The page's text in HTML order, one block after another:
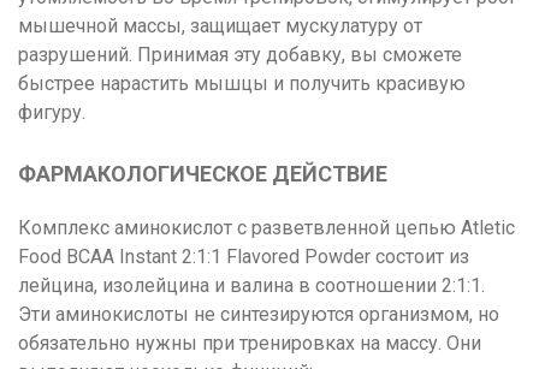
мышечной массы, защищает мускулатуру от
разрушений. Принимая эту добавку, вы сможете
быстрее нарастить мышцы и получить красивую
фигуру.
ФАРМАКОЛОГИЧЕСКОЕ ДЕЙСТВИЕ
Комплекс аминокислот с разветвленной цепью Atletic
Food BCAA Instant 2:1:1 Flavored Powder состоит из
лейцина, изолейцина и валина в соотношении 2:1:1.
Эти аминокислоты не синтезируются организмом, но
обязательно нужны при тренировках на массу. Они